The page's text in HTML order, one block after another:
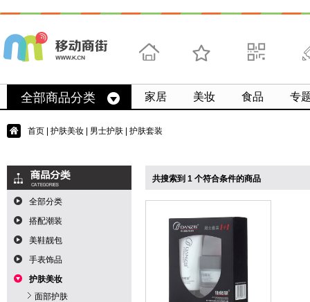
首页 收藏 求扫码 微
全部商品分类 家居 美妆 食品 专
首页 护肤美妆 男士护肤 | 护肤套装
全部分类
搭配潮装
美鞋靓包
手表饰品
护肤美妆
面部护肤
共搜索到 1 个符合条件的商品